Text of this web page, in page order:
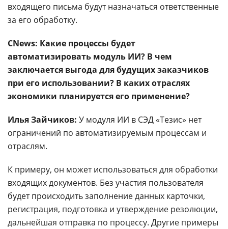
входящего письма будут назначаться ответственные
за его обработку.
CNews: Какие процессы будет
автоматизировать модуль ИИ? В чем
заключается выгода для будущих заказчиков
при его использовании? В каких отраслях
экономики планируется его применение?
Илья Зайчиков: У модуля ИИ в СЭД «Тезис» нет
ограничений по автоматизируемым процессам и
отраслям.
К примеру, он может использоваться для обработки
входящих документов. Без участия пользователя
будет происходить заполнение данных карточки,
регистрация, подготовка и утверждение резолюции,
дальнейшая отправка по процессу. Другие примеры